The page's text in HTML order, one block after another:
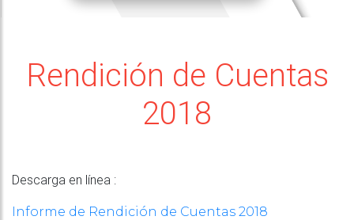
Rendición de Cuentas
2018
Descarga en línea :
Informe de Rendición de Cuentas 2018